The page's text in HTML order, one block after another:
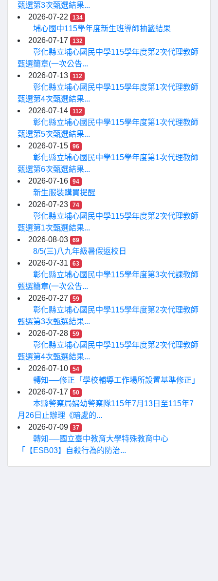
甄選第3次甄選結果...
2026-07-22
134
埔心國中115學年度新生班導師抽籤結果
2026-07-17
132
彰化縣立埔心國民中學115學年度第2次代理教師
甄選簡章(一次公告...
2026-07-13
112
彰化縣立埔心國民中學115學年度第1次代理教師
甄選第4次甄選結果...
2026-07-14
112
彰化縣立埔心國民中學115學年度第1次代理教師
甄選第5次甄選結果...
2026-07-15
96
彰化縣立埔心國民中學115學年度第1次代理教師
甄選第6次甄選結果...
2026-07-16
94
新生服裝購買提醒
2026-07-23
74
彰化縣立埔心國民中學115學年度第2次代理教師
甄選第1次甄選結果...
2026-08-03
69
8/5(三)八九年級暑假返校日
2026-07-31
63
彰化縣立埔心國民中學115學年度第3次代課教師
甄選簡章(一次公告...
2026-07-27
59
彰化縣立埔心國民中學115學年度第2次代理教師
甄選第3次甄選結果...
2026-07-28
59
彰化縣立埔心國民中學115學年度第2次代理教師
甄選第4次甄選結果...
2026-07-10
54
轉知──修正「學校輔導工作場所設置基準修正」
2026-07-17
50
本縣警察局婦幼警察隊115年7月13日至115年7
月26日止辦理《暗處的...
2026-07-09
37
轉知──國立臺中教育大學特殊教育中心
「【ESB03】自殺行為的防治...